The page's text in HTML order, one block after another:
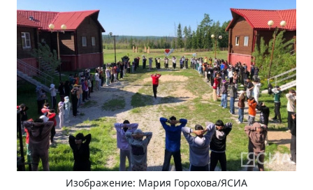
Изображение: Мария Горохова/ЯСИА